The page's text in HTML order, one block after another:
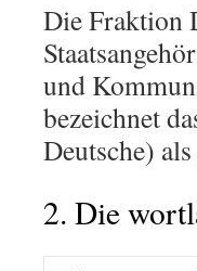
Die Fraktion
und
bezeichnet
Deutsche) als
2. Die